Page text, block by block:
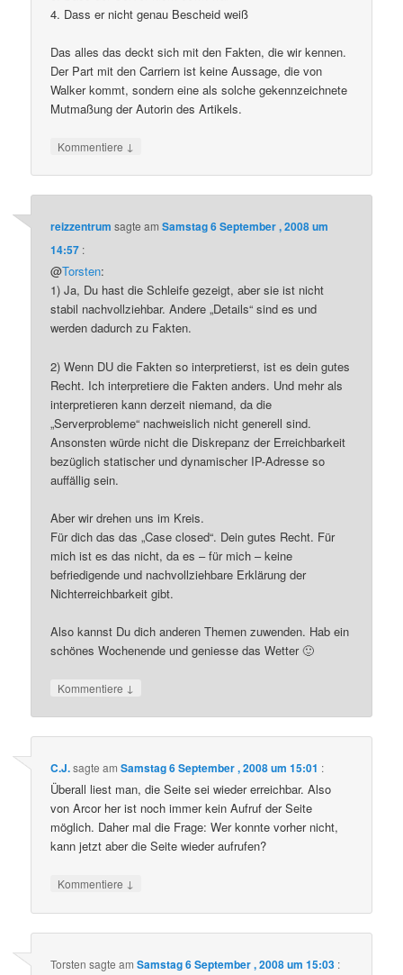
4. Dass er nicht genau Bescheid weiß
Das alles das deckt sich mit den Fakten, die wir kennen.
Der Part mit den Carriern ist keine Aussage, die von
Walker kommt, sondern eine als solche gekennzeichnete
Mutmaßung der Autorin des Artikels.
Kommentiere ↓
reizzentrum sagte amSamstag 6 September , 2008 um
14:57 :
@Torsten:
1) Ja, Du hast die Schleife gezeigt, aber sie ist nicht
stabil nachvollziehbar. Andere „Details“ sind es und
werden dadurch zu Fakten.
2) Wenn DU die Fakten so interpretierst, ist es dein gutes
Recht. Ich interpretiere die Fakten anders. Und mehr als
interpretieren kann derzeit niemand, da die
„Serverprobleme“ nachweislich nicht generell sind.
Ansonsten würde nicht die Diskrepanz der Erreichbarkeit
bezüglich statischer und dynamischer IP-Adresse so
auffällig sein.
Aber wir drehen uns im Kreis.
Für dich das das „Case closed“. Dein gutes Recht. Für
mich ist es das nicht, da es – für mich – keine
befriedigende und nachvollziehbare Erklärung der
Nichterreichbarkeit gibt.
Also kannst Du dich anderen Themen zuwenden. Hab ein
schönes Wochenende und geniesse das Wetter 🙂
Kommentiere ↓
C.J.sagte amSamstag 6 September , 2008 um 15:01 :
Überall liest man, die Seite sei wieder erreichbar. Also
von Arcor her ist noch immer kein Aufruf der Seite
möglich. Daher mal die Frage: Wer konnte vorher nicht,
kann jetzt aber die Seite wieder aufrufen?
Kommentiere ↓
Torsten sagte amSamstag 6 September , 2008 um 15:03 :